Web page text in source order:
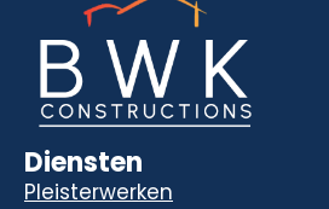
Diensten
Pleisterwerken